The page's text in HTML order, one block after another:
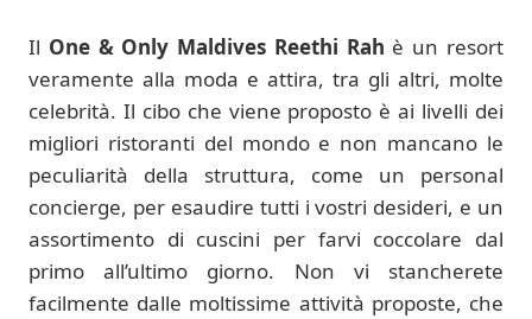
Il One & Only Maldives Reethi Rah è un resort
veramente alla moda e attira, tra gli altri, molte
celebrità. Il cibo che viene proposto è ai livelli dei
migliori ristoranti del mondo e non mancano le
peculiarità della struttura, come un personal
concierge, per esaudire tutti i vostri desideri, e un
assortimento di cuscini per farvi coccolare dal
primo all’ultimo giorno. Non vi stancherete
facilmente dalle moltissime attività proposte, che